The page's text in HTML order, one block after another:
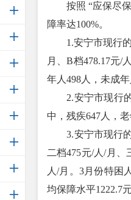
按照 “应保尽
障率达100%。
1.安宁市现行的
月、B档478.17元/
年人498人，未成
2.安宁市现行的
中，残疾647人，
3.安宁市现行的
二档475元/人/月
人/月。3月份特困
均保障水平1222.7